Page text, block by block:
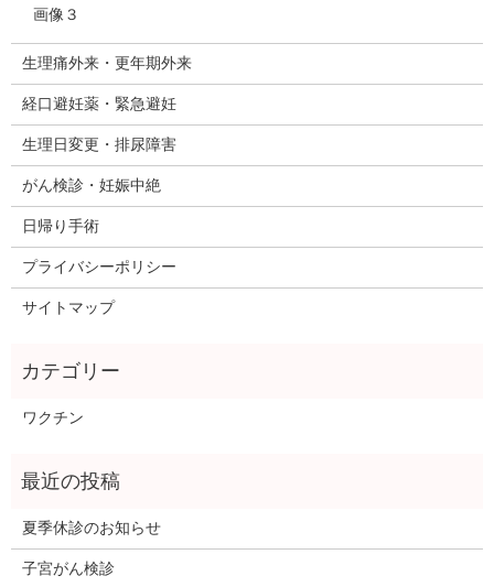
画像３
生理痛外来・更年期外来
経口避妊薬・緊急避妊
生理日変更・排尿障害
がん検診・妊娠中絶
日帰り手術
プライバシーポリシー
サイトマップ
ワクチン
夏季休診のお知らせ
子宮がん検診